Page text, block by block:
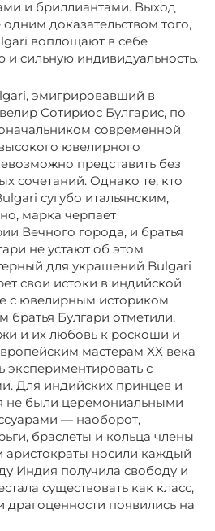
и бриллиантами. Выход
доказательством того,
воплощают в себе
и сильную индивидуальность.
эмигрировавший в
Сотириос Булгарис, по
современной
ювелирного
представить без
сочетаний. Однако те, кто
сугубо итальянским,
марка черпает
Вечного города, и братья
не устают об этом
для украшений Bulgari
свои истоки в индийской
с ювелирным историком
Булгари отметили,
и их любовь к роскоши и
мастерам XX века
экспериментировать с
Для индийских принцев и
не были церемониальными
— наоборот,
браслеты и кольца члены
аристократы носили каждый
Индия получила свободу и
существовать как класс,
появились на